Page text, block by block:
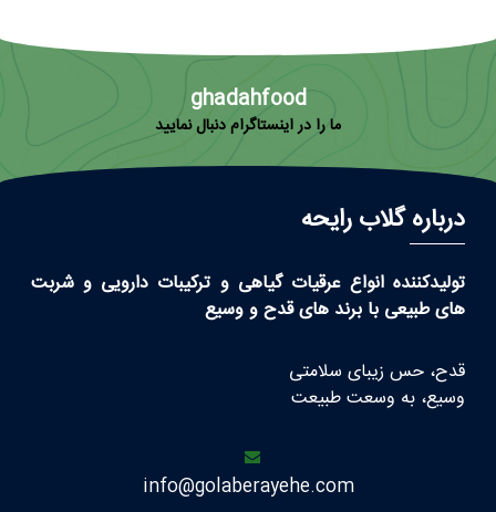
ghadahfood
ما را در اینستاگرام دنبال نمایید
درباره گلاب رایحه
تولیدکننده انواع عرقیات گیاهی و ترکیبات دارویی و شربت
های طبیعی با برند های قدح و وسیع
قدح، حس زیبای سلامتی
وسیع، به وسعت طبیعت
info@golaberayehe.com